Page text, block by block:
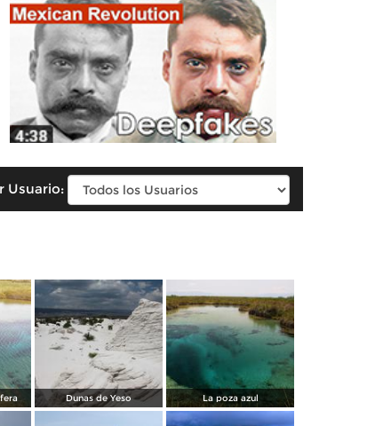
Usuario:
Dunas de Yeso La poza azul